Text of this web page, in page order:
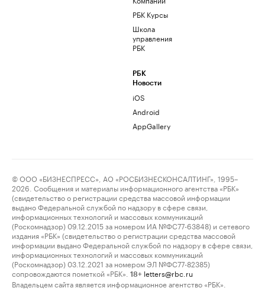
РБК Курсы
Школа
управления
РБК
РБК
Новости
iOS
Android
AppGallery
© ООО «БИЗНЕСПРЕСС», АО «РОСБИЗНЕСКОНСАЛТИНГ», 1995–
2026. Сообщения и материалы информационного агентства «РБК»
(свидетельство о регистрации средства массовой информации
выдано Федеральной службой по надзору в сфере связи,
информационных технологий и массовых коммуникаций
(Роскомнадзор) 09.12.2015 за номером ИА №ФС77-63848) и сетевого
издания «РБК» (свидетельство о регистрации средства массовой
информации выдано Федеральной службой по надзору в сфере связи,
информационных технологий и массовых коммуникаций
(Роскомнадзор) 03.12.2021 за номером ЭЛ №ФС77-82385)
сопровождаются пометкой «РБК».
18+ letters@rbc.ru
Владельцем сайта является информационное агентство «РБК».